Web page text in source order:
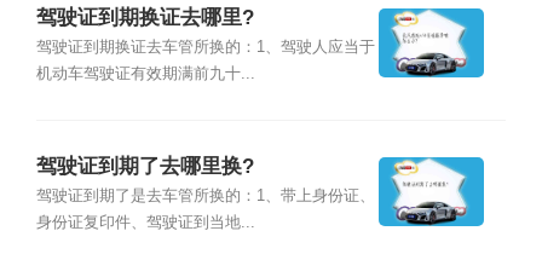
驾驶证到期换证去哪里?
驾驶证到期换证去车管所换的：1、驾驶人应当于
机动车驾驶证有效期满前九十...
驾驶证到期了去哪里换?
驾驶证到期了是去车管所换的：1、带上身份证、
身份证复印件、驾驶证到当地...